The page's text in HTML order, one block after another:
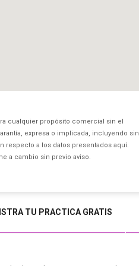
cualquier propósito comercial sin el
expresa o implicada, incluyendo sin
respecto a los datos presentados aquí.
a cambio sin previo aviso.
TU PRACTICA GRATIS